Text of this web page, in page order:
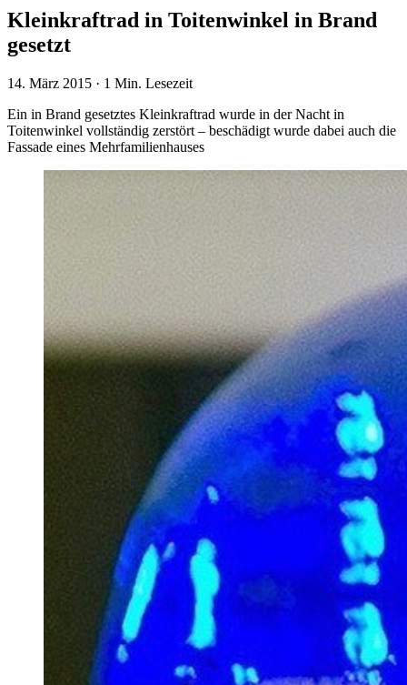
Kleinkraftrad in Toitenwinkel in Brand
gesetzt
14. März 2015 · 1 Min. Lesezeit
Ein in Brand gesetztes Kleinkraftrad wurde in der Nacht in
Toitenwinkel vollständig zerstört – beschädigt wurde dabei auch die
Fassade eines Mehrfamilienhauses